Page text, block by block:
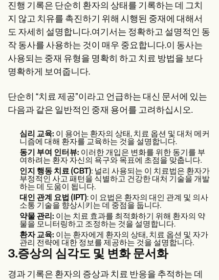
진행 기록은 단순히 환자의 상태를 기록하는 데 그치
지 않고 치유를 촉진하기 위해 시행된 중재에 대해서
도 자세히 설명합니다.여기서는 정확하고 설명적인 동
작 동사를 사용하는 것이 매우 중요합니다.이 동사는
사용되는 중재 유형을 명확히 하고 치료 방법을 보다
명확하게 보여줍니다.
단순히 “치료 제공”이라고 언급하는 대신 문서에 있는
다음과 같은 일반적인 중재 용어를 고려하십시오.
심리 교육: 이 용어는 환자의 상태, 치료 옵션 및 대처 메커
니즘에 대해 환자를 교육하는 것을 설명합니다.
동기 부여 인터뷰: 이러한 개입은 변화를 위한 동기를 부
여하려는 환자 자신의 욕구와 목표에 초점을 맞춥니다.
인지 행동 치료 (CBT): 널리 사용되는 이 치료법은 환자가
부정적인 사고 패턴을 식별하고 건강한 대처 기술을 개발
하는 데 도움이 됩니다.
대인 관계 요법 (IPT): 이 요법은 환자의 대인 관계 및 의사
소통 기술을 향상시키는 데 중점을 둡니다.
약물 관리: 이는 치료 효과를 최적화하기 위해 환자의 약
물을 모니터링하고 조정하는 것을 설명합니다.
환자 교육: 이는 환자에게 환자의 상태, 치료 옵션 및 자가
관리 전략에 대한 정보를 제공하는 것을 설명합니다.
3.증상의 심각도 및 변화 문서화
경과 기록은 환자의 증상과 치료 반응을 추적하는 데